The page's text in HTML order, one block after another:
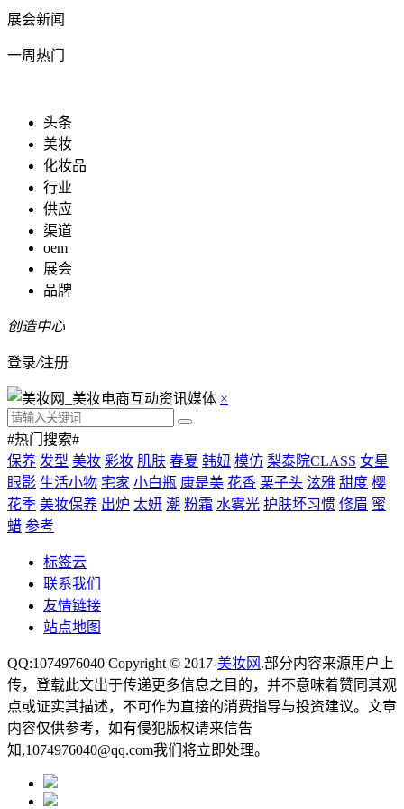
展会新闻
一周热门
头条
美妆
化妆品
行业
供应
渠道
oem
展会
品牌
创造中心
登录/注册
×
#热门搜索#
保养 发型 美妆 彩妆 肌肤 春夏 韩妞 模仿 梨泰院CLASS 女星
眼影 生活小物 宅家 小白瓶 康是美 花香 栗子头 泫雅 甜度 樱
花季 美妆保养 出炉 太妍 潮 粉霜 水雾光 护肤坏习惯 修眉 蜜
蜡 参考
标签云
联系我们
友情链接
站点地图
QQ:1074976040 Copyright © 2017-美妆网 .部分内容来源用户上
传，登载此文出于传递更多信息之目的，并不意味着赞同其观
点或证实其描述，不可作为直接的消费指导与投资建议。文章
内容仅供参考，如有侵犯版权请来信告
知,1074976040@qq.com我们将立即处理。